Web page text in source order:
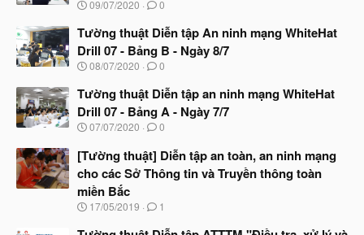
N
à
b
ắ
đ
ầ
u
09/07/2020 0
Tường thuật Diễn tập An ninh mạng WhiteHat
Drill 07 - Bảng B - Ngày 8/7
N
à
b
ắ
đ
ầ
u
08/07/2020 0
Tường thuật Diễn tập an ninh mạng WhiteHat
Drill 07 - Bảng A - Ngày 7/7
N
à
y
b
ắ
t
ầ
07/07/2020 0
[Tường thuật] Diễn tập an toàn, an ninh mạng
cho các Sở Thông tin và Truyền thông toàn
miền Bắc
N
à
17/05/2019 1